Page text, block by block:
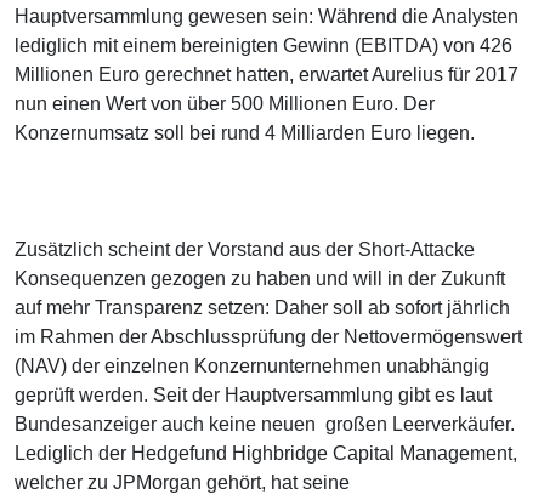
Hauptversammlung gewesen sein: Während die Analysten
lediglich mit einem bereinigten Gewinn (EBITDA) von 426
Millionen Euro gerechnet hatten, erwartet Aurelius für 2017
nun einen Wert von über 500 Millionen Euro. Der
Konzernumsatz soll bei rund 4 Milliarden Euro liegen.
Zusätzlich scheint der Vorstand aus der Short-Attacke
Konsequenzen gezogen zu haben und will in der Zukunft
auf mehr Transparenz setzen: Daher soll ab sofort jährlich
im Rahmen der Abschlussprüfung der Nettovermögenswert
(NAV) der einzelnen Konzernunternehmen unabhängig
geprüft werden. Seit der Hauptversammlung gibt es laut
Bundesanzeiger auch keine neuen großen Leerverkäufer.
Lediglich der Hedgefund Highbridge Capital Management,
welcher zu JPMorgan gehört, hat seine